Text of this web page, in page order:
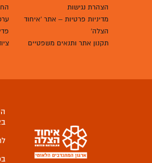
הצהרת נגישות
מדיניות פרטיות – אתר 'איחוד
הצלה'
תקנון אתר ותנאים משפטיים